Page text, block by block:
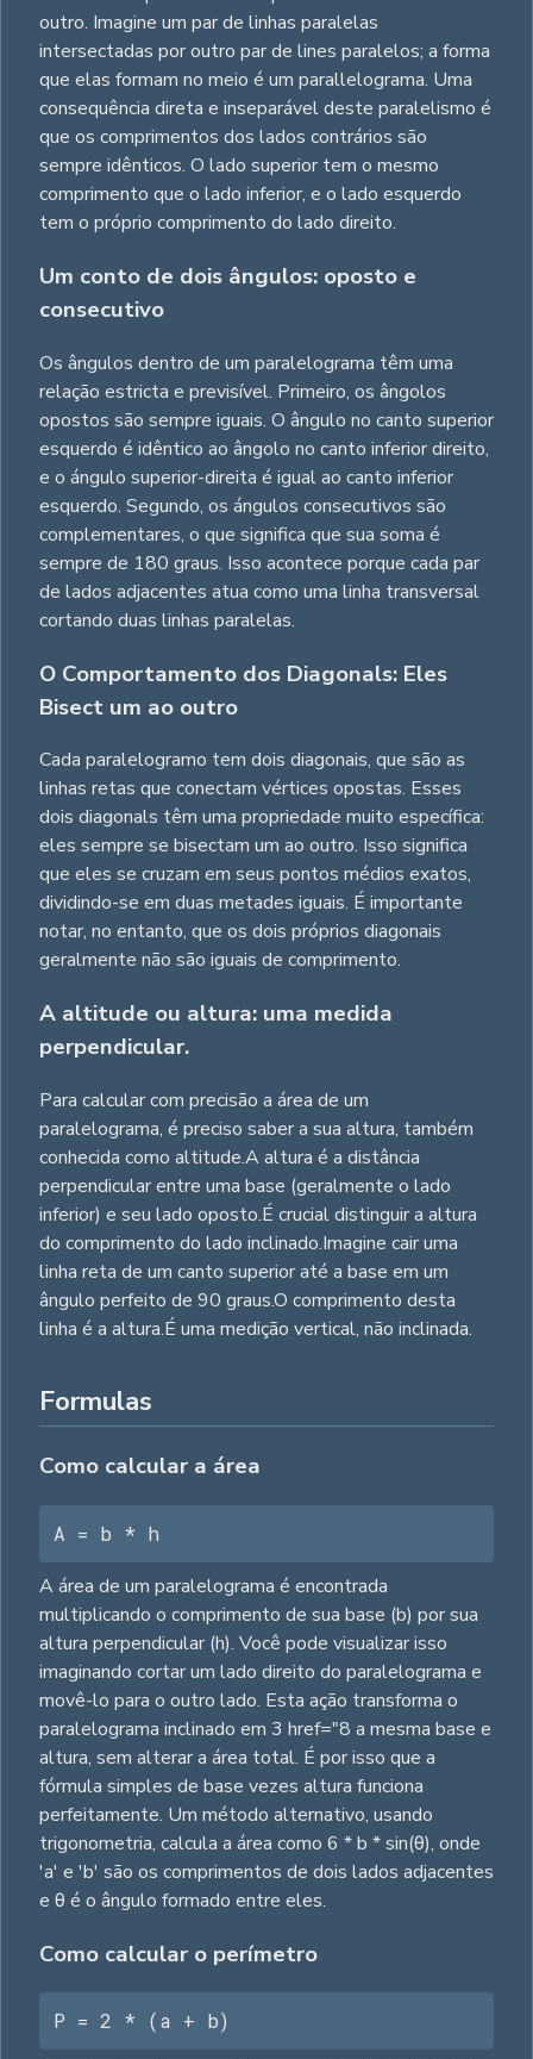
outro. Imagine um par de linhas paralelas
intersectadas por outro par de lines paralelos; a forma
que elas formam no meio é um parallelograma. Uma
consequência direta e inseparável deste paralelismo é
que os comprimentos dos lados contrários são
sempre idênticos. O lado superior tem o mesmo
comprimento que o lado inferior, e o lado esquerdo
tem o próprio comprimento do lado direito.
Um conto de dois ângulos: oposto e
consecutivo
Os ângulos dentro de um paralelograma têm uma
relação estricta e previsível. Primeiro, os ângolos
opostos são sempre iguais. O ângulo no canto superior
esquerdo é idêntico ao ângolo no canto inferior direito,
e o ángulo superior-direita é igual ao canto inferior
esquerdo. Segundo, os ángulos consecutivos são
complementares, o que significa que sua soma é
sempre de 180 graus. Isso acontece porque cada par
de lados adjacentes atua como uma linha transversal
cortando duas linhas paralelas.
O Comportamento dos Diagonals: Eles
Bisect um ao outro
Cada paralelogramo tem dois diagonais, que são as
linhas retas que conectam vértices opostas. Esses
dois diagonals têm uma propriedade muito específica:
eles sempre se bisectam um ao outro. Isso significa
que eles se cruzam em seus pontos médios exatos,
dividindo-se em duas metades iguais. É importante
notar, no entanto, que os dois próprios diagonais
geralmente não são iguais de comprimento.
A altitude ou altura: uma medida
perpendicular.
Para calcular com precisão a área de um
paralelograma, é preciso saber a sua altura, também
conhecida como altitude.A altura é a distância
perpendicular entre uma base (geralmente o lado
inferior) e seu lado oposto.É crucial distinguir a altura
do comprimento do lado inclinado.Imagine cair uma
linha reta de um canto superior até a base em um
ângulo perfeito de 90 graus.O comprimento desta
linha é a altura.É uma medição vertical, não inclinada.
Formulas
Como calcular a área
A = b * h
A área de um paralelograma é encontrada
multiplicando o comprimento de sua base (b) por sua
altura perpendicular (h). Você pode visualizar isso
imaginando cortar um lado direito do paralelograma e
movê-lo para o outro lado. Esta ação transforma o
paralelograma inclinado em 3 href="8 a mesma base e
altura, sem alterar a área total. É por isso que a
fórmula simples de base vezes altura funciona
perfeitamente. Um método alternativo, usando
trigonometria, calcula a área como 6 * b * sin(θ), onde
'a' e 'b' são os comprimentos de dois lados adjacentes
e θ é o ângulo formado entre eles.
Como calcular o perímetro
P = 2 * (a + b)